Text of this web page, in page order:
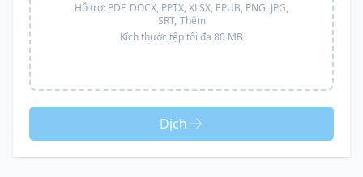
Hỗ trợ: PDF, DOCX, PPTX, XLSX, EPUB, PNG, JPG,
SRT, Thêm
Kích thước tệp tối đa 80 MB
Dịch